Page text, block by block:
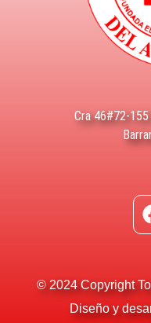
Cra 46#72-
© 2024 Copyright
Diseño y